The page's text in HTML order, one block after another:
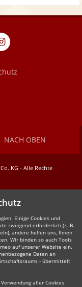
eventpeppers
NACH OBEN
KG - Alle Rechte
Einige Cookies und
zwingend erforderlich (z. B.
andere helfen uns, Ihnen
Wir binden so auch Tools
auf unserer Website ein.
Daten an
- übermittelt
aller Cookies